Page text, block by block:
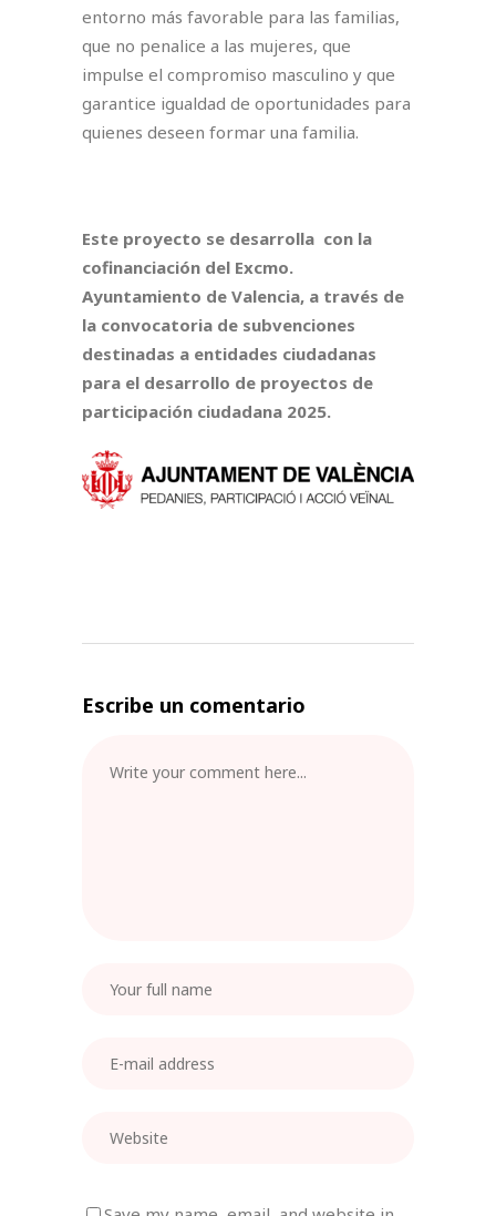
entorno más favorable para las familias,
que no penalice a las mujeres, que
impulse el compromiso masculino y que
garantice igualdad de oportunidades para
quienes deseen formar una familia.
Este proyecto se desarrolla con la
cofinanciación del Excmo.
Ayuntamiento de Valencia, a través de
la convocatoria de subvenciones
destinadas a entidades ciudadanas
para el desarrollo de proyectos de
participación ciudadana 2025.
Escribe un comentario